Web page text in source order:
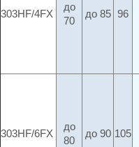
303HF/4FX
до
70
до 85 96
303HF/6FX
до
80
до 90 105